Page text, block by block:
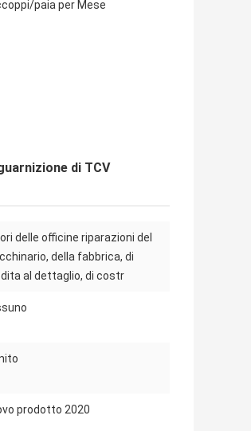
paia per Mese
di TCV
delle officine riparazioni del
della fabbrica, di
al dettaglio, di costr
prodotto 2020